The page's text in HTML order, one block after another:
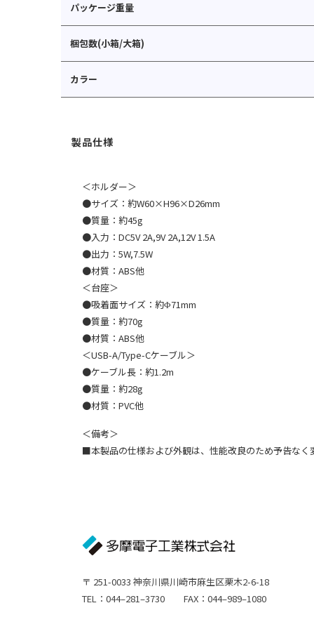
パッケージ重量
梱包数(小箱/大箱)
カラー
＜ホルダー＞
●サイズ：約W60×H96×D26mm
●質量：約45g
●入力：DC5V 2A,9V 2A,12V 1.5A
●出力：5W,7.5W
●材質：ABS他
＜台座＞
●吸着面サイズ：約Φ71mm
●質量：約70g
●材質：ABS他
＜USB-A/Type-Cケーブル＞
●ケーブル長：約1.2m
●質量：約28g
●材質：PVC他
＜備考＞
■本製品の仕様および外観は、性能改良のため予告なく
〒 251-0033 神奈川県川崎市麻生区栗木2-6-18
TEL：044–281–3730 FAX：044–989–1080